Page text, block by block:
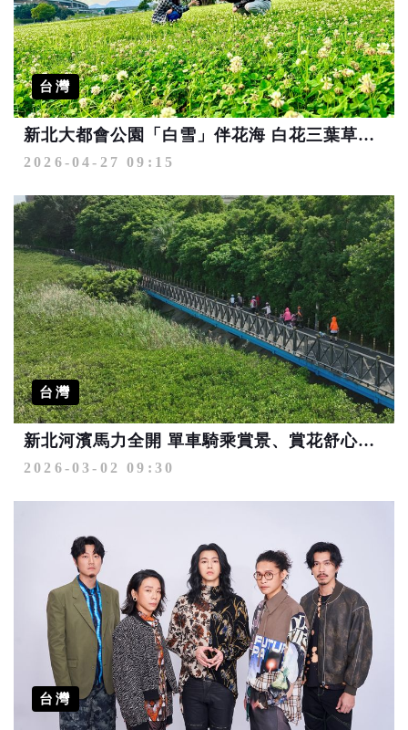
台灣
新北大都會公園「白雪」伴花海 白花三葉草與繽紛花田共織夢幻美景
2026-04-27 09:15
台灣
新北河濱馬力全開 單車騎乘賞景、賞花舒心春遊
2026-03-02 09:30
台灣